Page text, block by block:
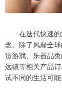
在迭代快速的
念。除了风靡全
赁游戏、乐器品
远镜等相关产品
试不同的生活可能